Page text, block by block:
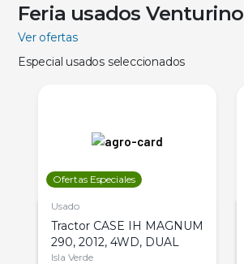
Feria usados Venturino
Ver ofertas
Especial usados seleccionados
Ofertas Especiales
Usado
Tractor CASE IH MAGNUM
290, 2012, 4WD, DUAL
Isla Verde